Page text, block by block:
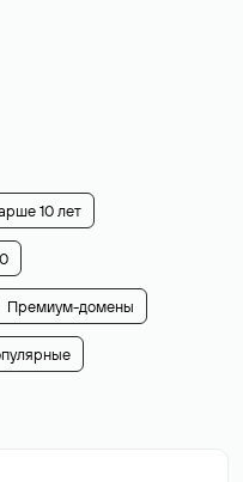
10 лет
Премиум-домены